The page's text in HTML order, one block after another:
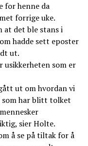
for henne da
forrige uke.
at det ble stans i
hadde sett eposter
ut.
usikkerheten som er
ut om hvordan vi
som har blitt tolket
sier Holte.
å se på tiltak for å